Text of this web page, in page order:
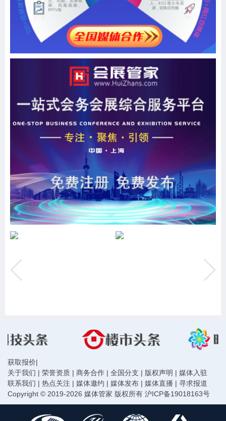
获取报价|
关于我们 | 荣誉资质 | 商务合作 | 全国分支 | 版权声明 | 媒体入驻
联系我们 | 热点关注 | 媒体邀约 | 媒体发布 | 媒体直播 | 寻求报道
Copyright © 2019-2026 媒体管家 版权所有 沪ICP备19018163号